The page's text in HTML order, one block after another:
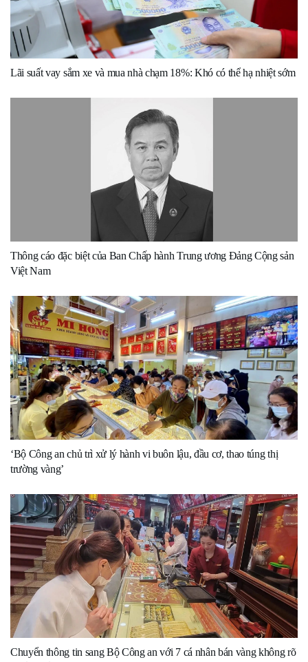
Lãi suất vay sắm xe và mua nhà chạm 18%: Khó có thể hạ nhiệt sớm
Thông cáo đặc biệt của Ban Chấp hành Trung ương Đảng Cộng sản
Việt Nam
‘Bộ Công an chủ trì xử lý hành vi buôn lậu, đầu cơ, thao túng thị
trường vàng’
Chuyển thông tin sang Bộ Công an với 7 cá nhân bán vàng không rõ